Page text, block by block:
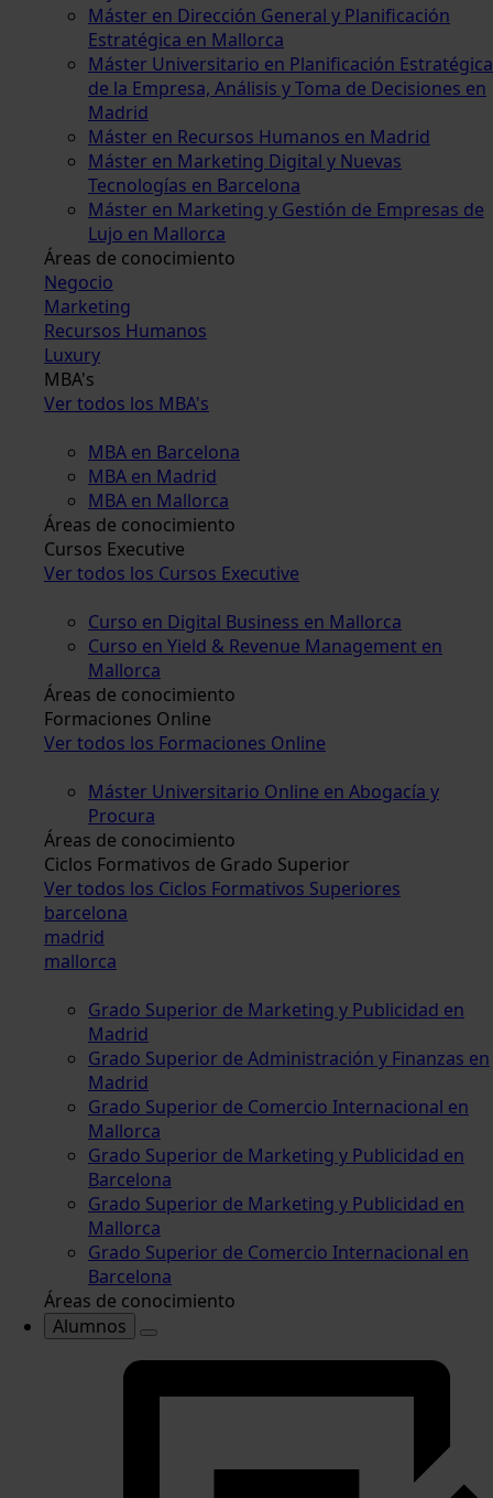
Máster en Dirección General y Planificación
Estratégica en Mallorca
Máster Universitario en Planificación Estratégica
de la Empresa, Análisis y Toma de Decisiones en
Madrid
Máster en Recursos Humanos en Madrid
Máster en Marketing Digital y Nuevas
Tecnologías en Barcelona
Máster en Marketing y Gestión de Empresas de
Lujo en Mallorca
Áreas de conocimiento
Negocio
Marketing
Recursos Humanos
Luxury
MBA's
Ver todos los MBA's
MBA en Barcelona
MBA en Madrid
MBA en Mallorca
Áreas de conocimiento
Cursos Executive
Ver todos los Cursos Executive
Curso en Digital Business en Mallorca
Curso en Yield & Revenue Management en
Mallorca
Áreas de conocimiento
Formaciones Online
Ver todos los Formaciones Online
Máster Universitario Online en Abogacía y
Procura
Áreas de conocimiento
Ciclos Formativos de Grado Superior
Ver todos los Ciclos Formativos Superiores
barcelona
madrid
mallorca
Grado Superior de Marketing y Publicidad en
Madrid
Grado Superior de Administración y Finanzas en
Madrid
Grado Superior de Comercio Internacional en
Mallorca
Grado Superior de Marketing y Publicidad en
Barcelona
Grado Superior de Marketing y Publicidad en
Mallorca
Grado Superior de Comercio Internacional en
Barcelona
Áreas de conocimiento
Alumnos